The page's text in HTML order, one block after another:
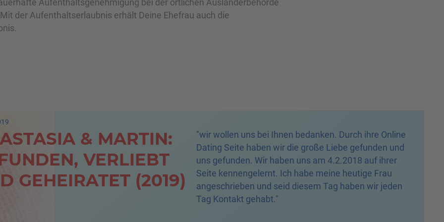
Aufenthaltsgenehmigung bei der örtlichen Ausländerbehörde
der Aufenthaltserlaubnis erhält Deine Ehefrau auch die
& MARTIN:
VERLIEBT
GEHEIRATET (2019)
"wir wollen uns bei Ihnen bedanken. Durch ihre Online
Dating Seite haben wir die große Liebe gefunden und
uns gefunden. Wir haben uns am 4.2.2018 auf ihrer
Seite kennengelernt. Ich habe meine heutige Frau
angeschrieben und seid diesem Tag haben wir jeden
Tag Kontakt gehabt."